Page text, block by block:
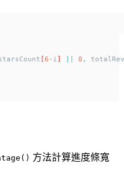
[6 - i] 0 ,
方法計算進度條寬